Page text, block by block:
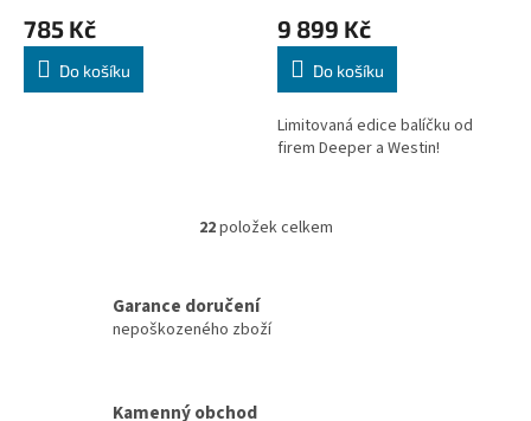
785 Kč
Do košíku
9 899 Kč
Do košíku
Limitovaná edice balíčku od
firem Deeper a Westin!
O
d
22položek celkem
Garance doručení
nepoškozeného zboží
Kamenný obchod